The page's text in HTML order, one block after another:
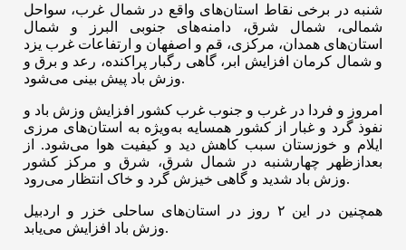
شنبه در برخی نقاط استان‌های واقع در شمال غرب، سواحل
شمالی، شمال شرق، دامنه‌های جنوبی البرز و شمال
استان‌های همدان، مرکزی، قم و اصفهان و ارتفاعات غرب یزد
و شمال کرمان افزایش ابر، گاهی رگبار پراکنده، رعد و برق و
وزش باد پیش بینی می‌شود.
امروز و فردا در غرب و جنوب غرب کشور افزایش وزش باد و
نفوذ گرد و غبار از کشور همسایه به‌ویژه به استان‌های مرزی
ایلام و خوزستان سبب کاهش دید و کیفیت هوا می‌شود. از
بعدازظهر چهارشنبه در شمال شرق، شرق و مرکز کشور
وزش باد شدید و گاهی خیزش گرد و خاک انتظار می‌رود.
همچنین در این ۲ روز در استان‌های ساحلی خزر و اردبیل
وزش باد افزایش می‌یابد.